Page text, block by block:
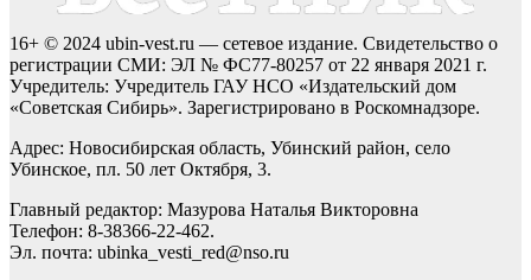
16+ © 2024 ubin-vest.ru — сетевое издание. Свидетельство о
регистрации СМИ: ЭЛ № ФС77-80257 от 22 января 2021 г.
Учредитель: Учредитель ГАУ НСО «Издательский дом
«Советская Сибирь». Зарегистрировано в Роскомнадзоре.
Адрес: Новосибирская область, Убинский район, село
Убинское, пл. 50 лет Октября, 3.
Главный редактор: Мазурова Наталья Викторовна
Телефон: 8-38366-22-462.
Эл. почта: ubinka_vesti_red@nso.ru